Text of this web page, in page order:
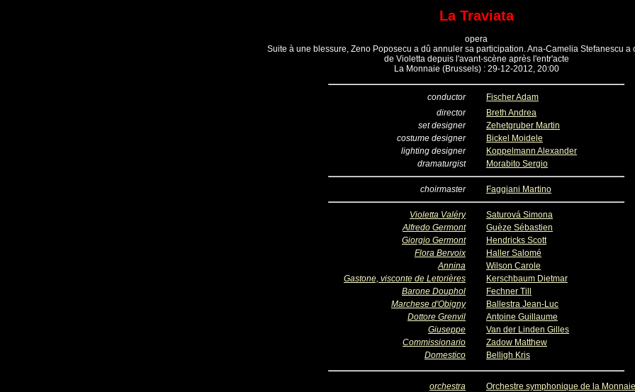
La Traviata
opera
Suite à une blessure, Zeno Poposecu a dû annuler sa participation. Ana-Camelia Stefanescu a
de Violetta depuis l'avant-scène après l'entr'acte
La Monnaie (Brussels) : 29-12-2012, 20:00
conductor
Fischer Adam
director
Breth Andrea
set designer
Zehetgruber Martin
costume designer
Bickel Moidele
lighting designer
Koppelmann Alexander
dramaturgist
Morabito Sergio
choirmaster Faggiani Martino
Violetta Valéry
Saturová Simona
Alfredo Germont
Guèze Sébastien
Giorgio Germont
Hendricks Scott
Flora Bervoix
Haller Salomé
Annina
Wilson Carole
Gastone, visconte de Letorières
Kerschbaum Dietmar
Barone Douphol
Fechner Till
Marchese d'Obigny
Ballestra Jean-Luc
Dottore Grenvil
Antoine Guillaume
Giuseppe
Van der Linden Gilles
Commissionario
Zadow Matthew
Domestico
Belligh Kris
orchestra Orchestre symphonique de la Monnaie